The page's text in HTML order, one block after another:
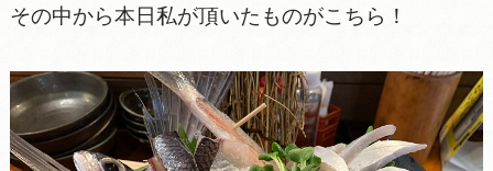
その中から本日私が頂いたものがこちら！